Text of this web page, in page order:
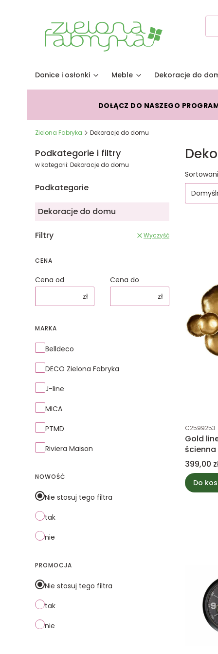
Donice i osłonki Meble Dekoracje do
DOŁĄCZ DO NASZEGO
Zielona Fabryka Dekoracje do domu
Podkategorie i filtry
w kategorii: Dekoracje do domu
Podkategorie
Dekoracje do domu
Filtry Wyczyść
CENA
Cena od
zł
Cena do
zł
MARKA
Marka
Belldeco
DECO Zielona Fabryka
J-line
MICA
PTMD
Riviera Maison
NOWOŚĆ
Nie stosuj tego filtra
tak
nie
PROMOCJA
Nie stosuj tego filtra
tak
nie
Lista
Kod
C2599253
Gold
ścienna
Cena
399,00
Do